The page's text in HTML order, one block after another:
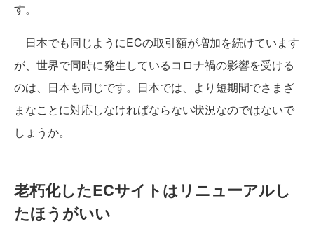
す。
日本でも同じようにECの取引額が増加を続けています
が、世界で同時に発生しているコロナ禍の影響を受ける
のは、日本も同じです。日本では、より短期間でさまざ
まなことに対応しなければならない状況なのではないで
しょうか。
老朽化したECサイトはリニューアルし
たほうがいい